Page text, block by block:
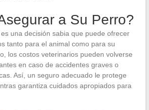
a Su Perro?
una decisión sabia que puede ofrecer
tanto para el animal como para su
los costos veterinarios pueden volverse
en caso de accidentes graves o
Así, un seguro adecuado le protege
garantiza cuidados apropiados para